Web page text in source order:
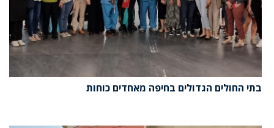
בתי החולים הגדולים בחיפה מאחדים כוחות